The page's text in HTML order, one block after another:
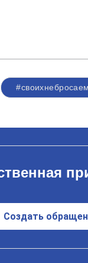
#своихнебросаем
Создать